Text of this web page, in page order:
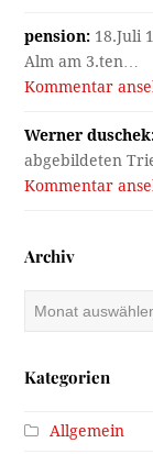
pension: 18.Juli
Alm am 3.ten…
Kommentar
Werner
abgebildeten
Kommentar
Archiv
Kategorien
Allgemein